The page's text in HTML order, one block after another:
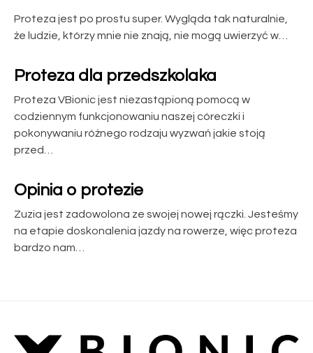
Proteza jest po prostu super. Wygląda tak naturalnie,
że ludzie, którzy mnie nie znają, nie mogą uwierzyć w…
Proteza dla przedszkolaka
Proteza VBionic jest niezastąpioną pomocą w
codziennym funkcjonowaniu naszej córeczki i
pokonywaniu różnego rodzaju wyzwań jakie stoją
przed…
Opinia o protezie
Zuzia jest zadowolona ze swojej nowej rączki. Jesteśmy
na etapie doskonalenia jazdy na rowerze, więc proteza
bardzo nam…